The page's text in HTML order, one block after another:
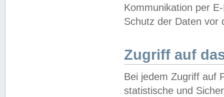
Kommunikation per
Schutz der Daten vor
Zugriff auf
Bei jedem Zugriff auf
statistische und